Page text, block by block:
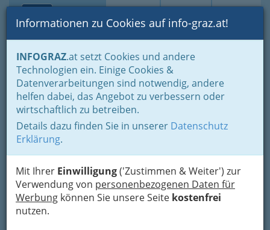
Suche Login Toggle
Informationen zu Cookies auf info-graz.at!
INFOGRAZ.at setzt Cookies und andere
Technologien ein. Einige Cookies &
Datenverarbeitungen sind notwendig, andere
helfen dabei, das Angebot zu verbessern oder
wirtschaftlich zu betreiben.
Details dazu finden Sie in unserer Datenschutz
Erklärung.
Mit Ihrer Einwilligung('Zustimmen & Weiter') zur
Verwendung von personenbezogenen Daten für
Werbung können Sie unsere Seite kostenfrei
nutzen.
Home Lifestyle Feste feiern
Feste im Jahreszyklus
Advent- und Weihnachtszeit bis Silvester und Neujahr
Die Tage im Advent
20. Dezember - Weihnachtsmärchen - Weihnachtslied -
Evangelium
20. Dezember -
Weihnachtsmärchen -
Weihnachtslied -
Evangelium
Bald ist es da, das heilige Kind!